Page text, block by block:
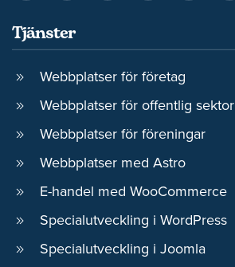
Tjänster
Webbplatser för företag
Webbplatser för offentlig sektor
Webbplatser för föreningar
Webbplatser med Astro
E-handel med WooCommerce
Specialutveckling i WordPress
Specialutveckling i Joomla